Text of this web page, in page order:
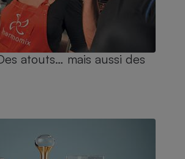
atouts… mais aussi des